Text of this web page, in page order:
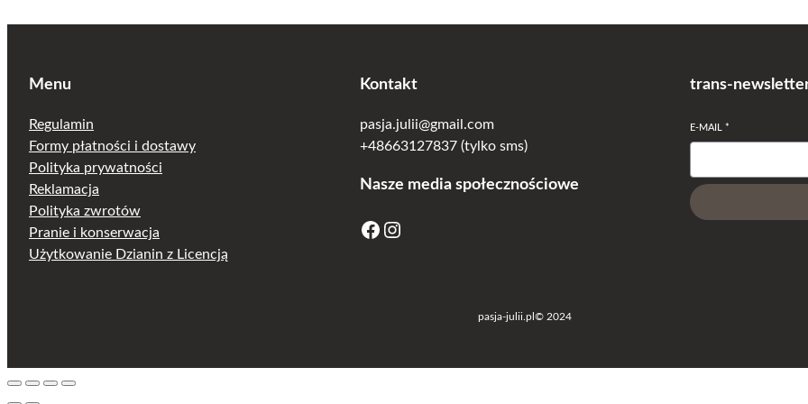
Menu
Regulamin
Formy płatności i dostawy
Polityka prywatności
Reklamacja
Polityka zwrotów
Pranie i konserwacja
Użytkowanie Dzianin z Licencją
Kontakt
pasja.julii@gmail.com
+48663127837 (tylko sms)
Nasze media społecznościowe
Facebook Instagram
trans-
E-MAIL *
pasja-julii.pl © 2024